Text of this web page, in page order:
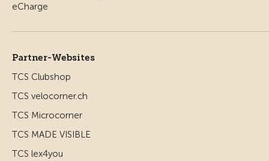
Partner-Websites
TCS Clubshop
TCS velocorner.ch
TCS Microcorner
TCS MADE VISIBLE
TCS lex4you